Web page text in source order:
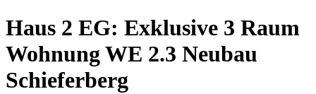
Haus 2 EG: Exklusive 3 Raum
Wohnung WE 2.3 Neubau
Schieferberg